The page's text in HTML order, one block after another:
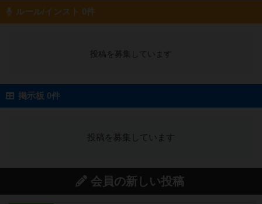
ルール/インスト 0件
投稿を募集しています
掲示板 0件
投稿を募集しています
会員の新しい投稿